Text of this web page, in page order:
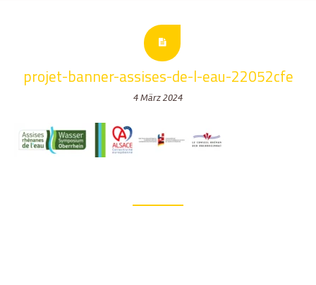
projet-banner-assises-de-l-eau-22052cfe
4 März 2024